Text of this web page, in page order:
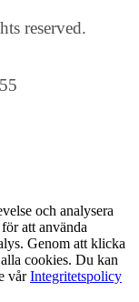
reserved.
och analysera
att använda
Genom att klicka
cookies. Du kan
vårIntegritetspolicy